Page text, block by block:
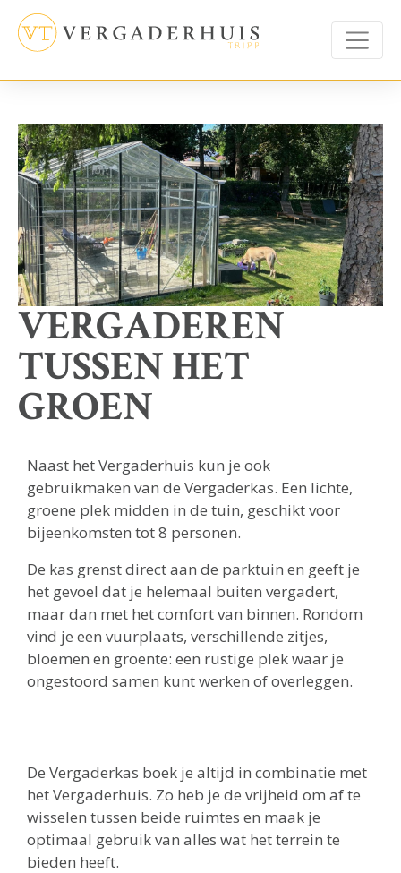
VERGADEREN
TUSSEN HET
GROEN
Naast het Vergaderhuis kun je ook
gebruikmaken van de Vergaderkas. Een lichte,
groene plek midden in de tuin, geschikt voor
bijeenkomsten tot 8 personen.
De kas grenst direct aan de parktuin en geeft je
het gevoel dat je helemaal buiten vergadert,
maar dan met het comfort van binnen. Rondom
vind je een vuurplaats, verschillende zitjes,
bloemen en groente: een rustige plek waar je
ongestoord samen kunt werken of overleggen.
De Vergaderkas boek je altijd in combinatie met
het Vergaderhuis. Zo heb je de vrijheid om af te
wisselen tussen beide ruimtes en maak je
optimaal gebruik van alles wat het terrein te
bieden heeft.